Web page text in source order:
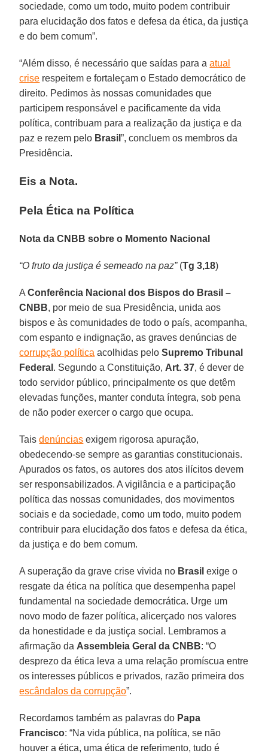
sociedade, como um todo, muito podem contribuir
para elucidação dos fatos e defesa da ética, da justiça
e do bem comum”.
“Além disso, é necessário que saídas para aatual
crise respeitem e fortaleçam o Estado democrático de
direito. Pedimos às nossas comunidades que
participem responsável e pacificamente da vida
política, contribuam para a realização da justiça e da
paz e rezem pelo Brasil”, concluem os membros da
Presidência.
Eis a Nota.
Pela Ética na Política
Nota da CNBB sobre o Momento Nacional
“O fruto da justiça é semeado na paz”(Tg 3,18)
AConferência Nacional dos Bispos do Brasil –
CNBB, por meio de sua Presidência, unida aos
bispos e às comunidades de todo o país, acompanha,
com espanto e indignação, as graves denúncias de
corrupção política acolhidas peloSupremo Tribunal
Federal . Segundo a Constituição, Art. 37, é dever de
todo servidor público, principalmente os que detêm
elevadas funções, manter conduta íntegra, sob pena
de não poder exercer o cargo que ocupa.
Taisdenúncias exigem rigorosa apuração,
obedecendo-se sempre as garantias constitucionais.
Apurados os fatos, os autores dos atos ilícitos devem
ser responsabilizados. A vigilância e a participação
política das nossas comunidades, dos movimentos
sociais e da sociedade, como um todo, muito podem
contribuir para elucidação dos fatos e defesa da ética,
da justiça e do bem comum.
A superação da grave crise vivida no Brasil exige o
resgate da ética na política que desempenha papel
fundamental na sociedade democrática. Urge um
novo modo de fazer política, alicerçado nos valores
da honestidade e da justiça social. Lembramos a
afirmação da Assembleia Geral da CNBB: “O
desprezo da ética leva a uma relação promíscua entre
os interesses públicos e privados, razão primeira dos
escândalos da corrupção”.
Recordamos também as palavras do Papa
Francisco: “Na vida pública, na política, se não
houver a ética, uma ética de referimento, tudo é